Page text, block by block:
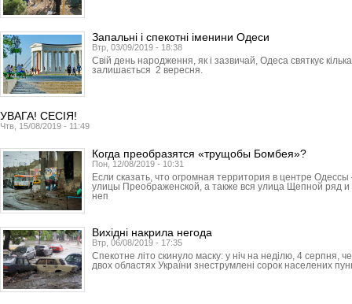
Запальні і спекотні іменини Одеси
Втр, 03/09/2019 - 18:38
Свій день народження, як і зазвичай, Одеса святкує
залишається 2 вересня.
УВАГА! СЕСІЯ!
Чтв, 15/08/2019 - 11:49
Когда преобразятся «трущобы Бомбея»?
Пон, 12/08/2019 - 10:31
Если сказать, что огромная территория в центре
улицы Преображенской, а также вся улица Щепной ряд и
неп
Вихідні накрила негода
Втр, 06/08/2019 - 17:35
Спекотне літо скинуло маску: у ніч на неділю, 4 серпня,
двох областях України знеструмлені сорок населених